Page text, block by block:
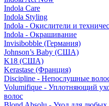
Indola Care
Indola Styling
Indola - Окислители и
Indola - Окрашивание
Invisibobble (Германия)
Johnson’s Baby (США)
K18 (США)
Kerastase (Франция)
Discipline - Непослушные
Volumifique - Уплотняющий
волос